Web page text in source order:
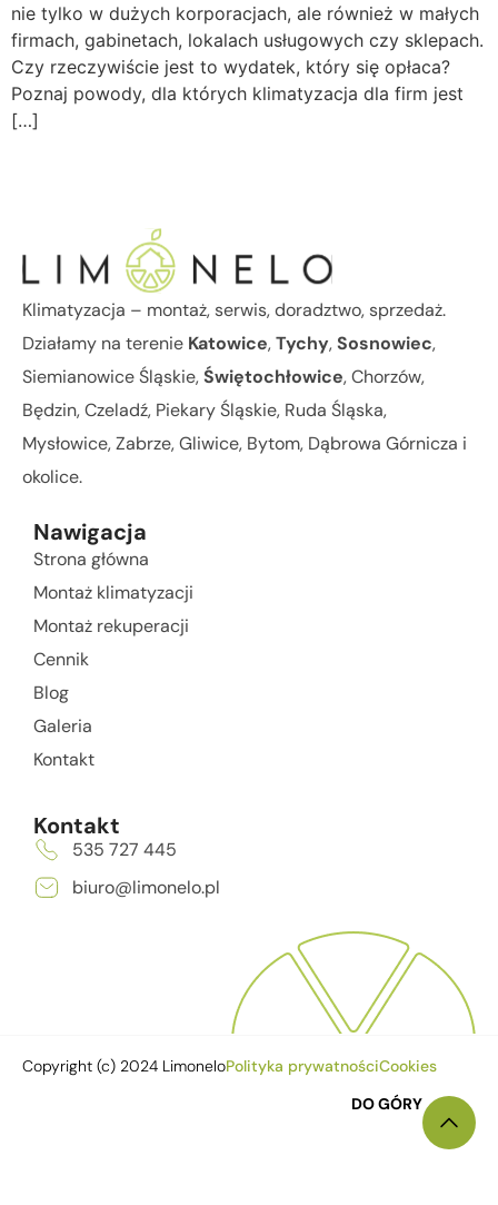
nie tylko w dużych korporacjach, ale również w małych
firmach, gabinetach, lokalach usługowych czy sklepach.
Czy rzeczywiście jest to wydatek, który się opłaca?
Poznaj powody, dla których klimatyzacja dla firm jest
[…]
Klimatyzacja – montaż, serwis, doradztwo, sprzedaż.
Działamy na terenie Katowice,Tychy,Sosnowiec,
Siemianowice Śląskie,Świętochłowice, Chorzów,
Będzin, Czeladź, Piekary Śląskie, Ruda Śląska,
Mysłowice, Zabrze, Gliwice, Bytom, Dąbrowa Górnicza i
okolice.
Nawigacja
Strona główna
Montaż klimatyzacji
Montaż rekuperacji
Cennik
Blog
Galeria
Kontakt
Kontakt
535 727 445
biuro@limonelo.pl
Copyright (c) 2024 LimoneloPolityka prywatnościCookies
DO GÓRY